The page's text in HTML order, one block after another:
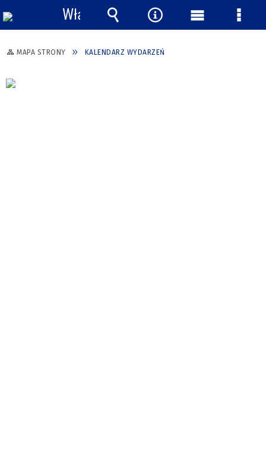
MAPA STRONY KALENDARZ WYDARZEŃ
Włącz
powiadomienia
Wyszukiwarka
Narzędzia
Menu Menu